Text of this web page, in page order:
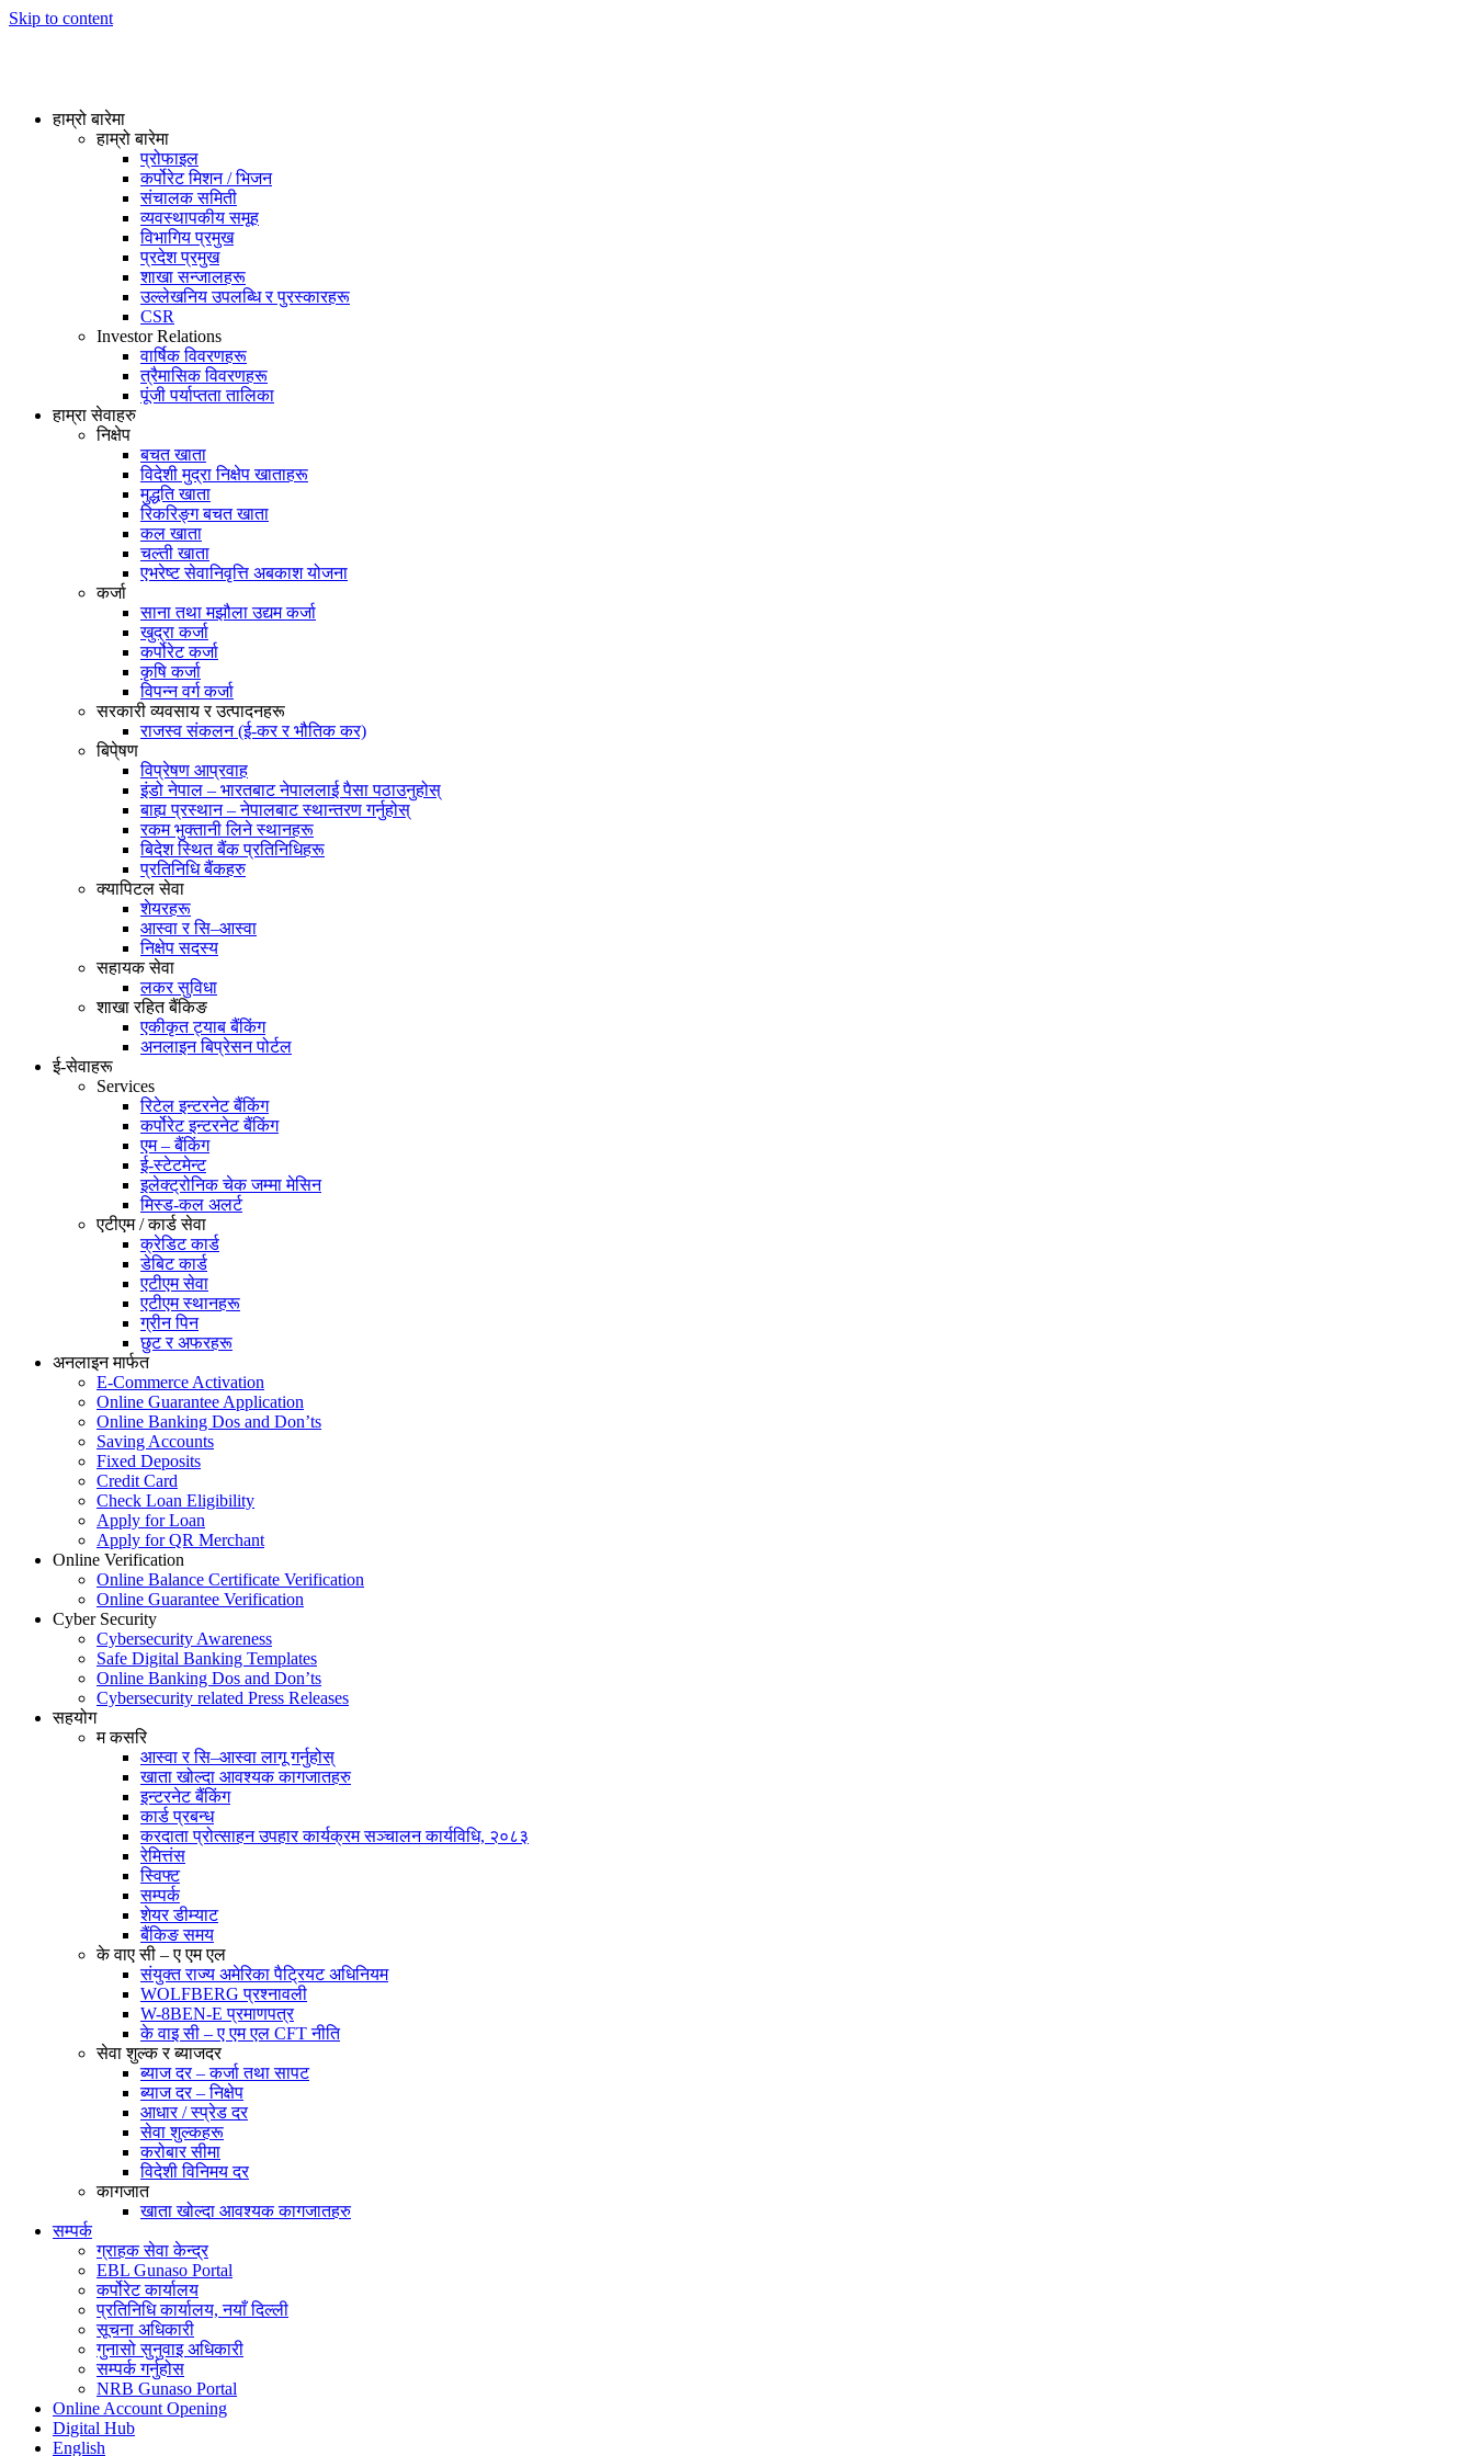
Skip to content
हाम्रो बारेमा
हाम्रो बारेमा
प्रोफाइल
कर्पोरेट मिशन / भिजन
संचालक समिती
व्यवस्थापकीय समूह
विभागिय प्रमुख
प्रदेश प्रमुख
शाखा सन्जालहरू
उल्लेखनिय उपलब्धि र पुरस्कारहरू
CSR
Investor Relations
वार्षिक विवरणहरू
त्रैमासिक विवरणहरू
पूंजी पर्याप्तता तालिका
हाम्रा सेवाहरु
निक्षेप
बचत खाता
विदेशी मुद्रा निक्षेप खाताहरू
मुद्धति खाता
रिकरिङ्ग बचत खाता
कल खाता
चल्ती खाता
एभरेष्ट सेवानिवृत्ति अबकाश योजना
कर्जा
साना तथा मझौला उद्यम कर्जा
खुद्रा कर्जा
कर्पोरेट कर्जा
कृषि कर्जा
विपन्न वर्ग कर्जा
सरकारी व्यवसाय र उत्पादनहरू
राजस्व संकलन (ई-कर र भौतिक कर)
बिपे्षण
विप्रेषण आप्रवाह
इंडो नेपाल – भारतबाट नेपाललाई पैसा पठाउनुहोस्
बाह्य प्रस्थान – नेपालबाट स्थान्तरण गर्नुहोस्
रकम भुक्तानी लिने स्थानहरू
बिदेश स्थित बैंक प्रतिनिधिहरू
प्रतिनिधि बैंकहरु
क्यापिटल सेवा
शेयरहरू
आस्वा र सि–आस्वा
निक्षेप सदस्य
सहायक सेवा
लकर सुविधा
शाखा रहित बैंकिङ
एकीकृत ट्याब बैंकिंग
अनलाइन बिप्रेसन पोर्टल
ई-सेवाहरू
Services
रिटेल इन्टरनेट बैंकिंग
कर्पोरेट इन्टरनेट बैंकिंग
एम – बैंकिंग
ई-स्टेटमेन्ट
इलेक्ट्रोनिक चेक जम्मा मेसिन
मिस्ड-कल अलर्ट
एटीएम / कार्ड सेवा
क्रेडिट कार्ड
डेबिट कार्ड
एटीएम सेवा
एटीएम स्थानहरू
ग्रीन पिन
छुट र अफरहरू
अनलाइन मार्फत
E-Commerce Activation
Online Guarantee Application
Online Banking Dos and Don’ts
Saving Accounts
Fixed Deposits
Credit Card
Check Loan Eligibility
Apply for Loan
Apply for QR Merchant
Online Verification
Online Balance Certificate Verification
Online Guarantee Verification
Cyber Security
Cybersecurity Awareness
Safe Digital Banking Templates
Online Banking Dos and Don’ts
Cybersecurity related Press Releases
सहयोग
म कसरि
आस्वा र सि–आस्वा लागू गर्नुहोस्
खाता खोल्दा आवश्यक कागजातहरु
इन्टरनेट बैंकिंग
कार्ड प्रबन्ध
करदाता प्रोत्साहन उपहार कार्यक्रम सञ्चालन कार्यविधि, २०८३
रेमित्तंस
स्विफ्ट
सम्पर्क
शेयर डीम्याट
बैंकिङ समय
के वाए सी – ए एम एल
संयुक्त राज्य अमेरिका पैट्रियट अधिनियम
WOLFBERG प्रश्नावली
W-8BEN-E प्रमाणपत्र
के वाइ सी – ए एम एल CFT नीति
सेवा शुल्क र ब्याजदर
ब्याज दर – कर्जा तथा सापट
ब्याज दर – निक्षेप
आधार / स्प्रेड दर
सेवा शुल्कहरू
करोबार सीमा
विदेशी विनिमय दर
कागजात
खाता खोल्दा आवश्यक कागजातहरु
सम्पर्क
ग्राहक सेवा केन्द्र
EBL Gunaso Portal
कर्पोरेट कार्यालय
प्रतिनिधि कार्यालय, नयाँ दिल्ली
सूचना अधिकारी
गुनासो सुनुवाइ अधिकारी
सम्पर्क गर्नुहोस
NRB Gunaso Portal
Online Account Opening
Digital Hub
English